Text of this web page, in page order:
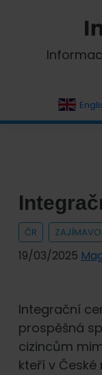
primary
navigation
content
primary
ČR
19/03/2025
Integrační
prospěšná
cizincům
kteří v